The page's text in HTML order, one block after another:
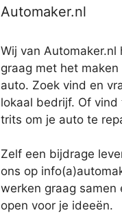
Automaker.nl
Wij van Automaker.nl
graag met het maken
auto. Zoek vind en
lokaal bedrijf. Of vind
trits om je auto te
Zelf een bijdrage
ons op
werken graag samen
open voor je ideeën.